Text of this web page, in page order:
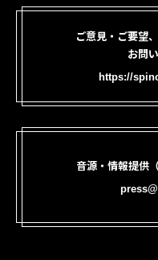
ご意見・ご要望
お問
https://
音源・情報提供